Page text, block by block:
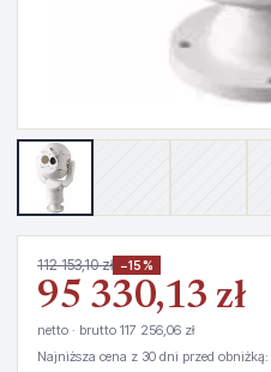
112 153,10 zł −15%
95 330,13 zł
netto · brutto 117 256,06 zł
Najniższa cena z 30 dni przed obniżką: